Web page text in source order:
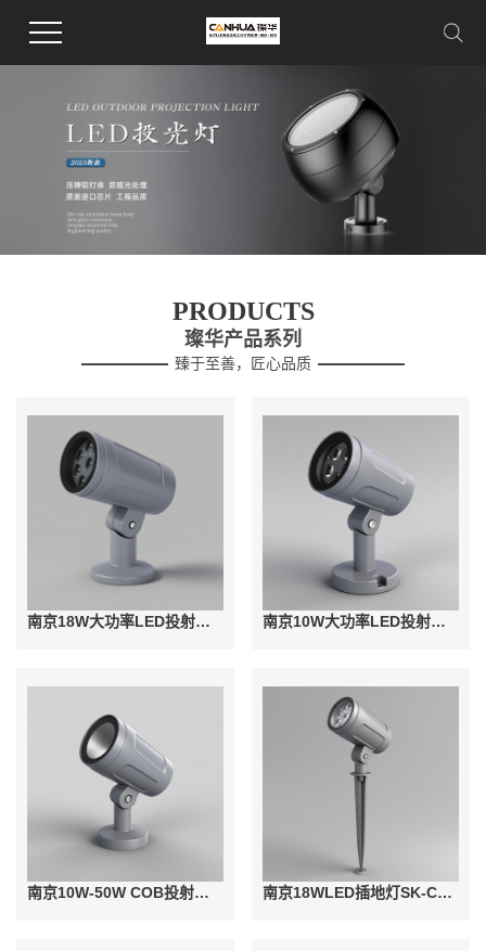
PRODUCTS
璨华产品系列
臻于至善，匠心品质
南京18W大功率LED投射灯SK-TSD23-06 南京10W大功率LED投射灯SK-TSD23-06
南京10W-50W COB投射灯SK-TSD23-06 南京18WLED插地灯SK-CDD23-02